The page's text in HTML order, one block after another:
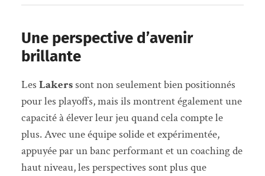
Une perspective d’avenir
brillante
Les Lakerssont non seulement bien positionnés
pour les playoffs, mais ils montrent également une
capacité à élever leur jeu quand cela compte le
plus. Avec une équipe solide et expérimentée,
appuyée par un banc performant et un coaching de
haut niveau, les perspectives sont plus que